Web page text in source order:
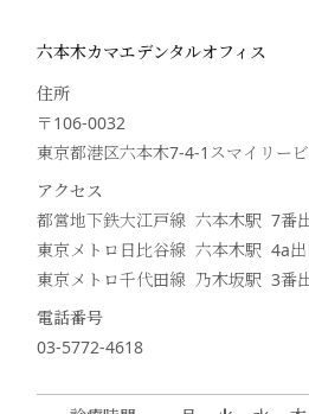
六本木カマエデンタルオフィス
住所
〒106-0032
東京都港区六本木7-4-1スマイリー
アクセス
都営地下鉄大江戸線 六本木駅 7番
東京メトロ日比谷線 六本木駅 4a
東京メトロ千代田線 乃木坂駅 3番
電話番号
03-5772-4618